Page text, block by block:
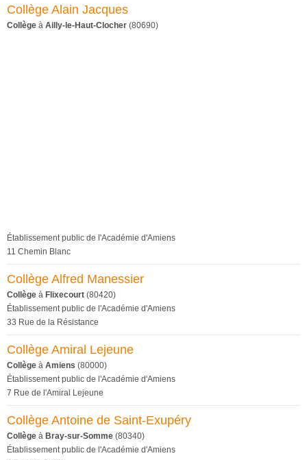
Collège Alain Jacques
Collège à Ailly-le-Haut-Clocher (80690)
Établissement public de l'Académie d'Amiens
11 Chemin Blanc
Collège Alfred Manessier
Collège à Flixecourt (80420)
Établissement public de l'Académie d'Amiens
33 Rue de la Résistance
Collège Amiral Lejeune
Collège à Amiens (80000)
Établissement public de l'Académie d'Amiens
7 Rue de l'Amiral Lejeune
Collège Antoine de Saint-Exupéry
Collège à Bray-sur-Somme (80340)
Établissement public de l'Académie d'Amiens